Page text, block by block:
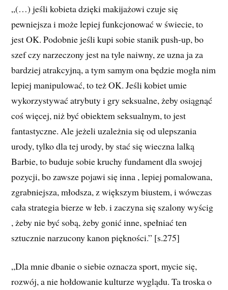
„(…) jeśli kobieta dzięki makijażowi czuje się
pewniejsza i może lepiej funkcjonować w świecie, to
jest OK. Podobnie jeśli kupi sobie stanik push-up, bo
szef czy narzeczony jest na tyle naiwny, ze uzna ja za
bardziej atrakcyjną, a tym samym ona będzie mogła nim
lepiej manipulować, to też OK. Jeśli kobiet umie
wykorzystywać atrybuty i gry seksualne, żeby osiągnąć
coś więcej, niż być obiektem seksualnym, to jest
fantastyczne. Ale jeżeli uzależnia się od ulepszania
urody, tylko dla tej urody, by stać się wieczna lalką
Barbie, to buduje sobie kruchy fundament dla swojej
pozycji, bo zawsze pojawi się inna , lepiej pomalowana,
zgrabniejsza, młodsza, z większym biustem, i wówczas
cała strategia bierze w łeb. i zaczyna się szalony wyścig
, żeby nie być sobą, żeby gonić inne, spełniać ten
sztucznie narzucony kanon piękności.” [s.275]
„Dla mnie dbanie o siebie oznacza sport, mycie się,
rozwój, a nie hołdowanie kulturze wyglądu. Ta troska o